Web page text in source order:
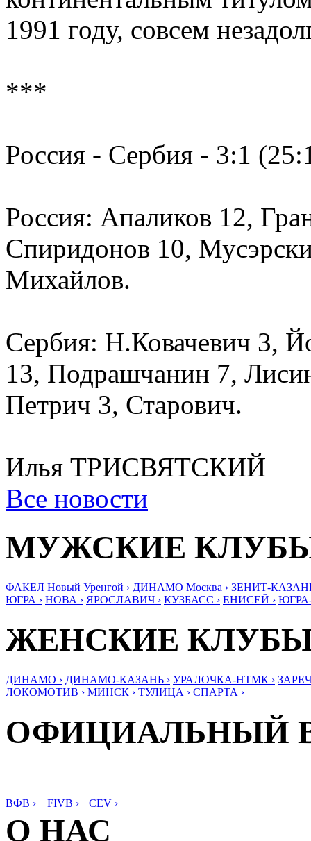
1991 году, совсем
***
Россия - Сербия - 3:1
Россия: Апаликов 12,
Спиридонов 10,
Михайлов.
Сербия: Н.Ковачевич 3,
13, Подрашчанин 7,
Петрич 3, Старович.
Илья ТРИСВЯТСКИЙ
Все новости
МУЖСКИЕ
ФАКЕЛ Новый Уренгой › ДИНАМО Москва › ЗЕНИТ-
ЮГРА › НОВА › ЯРОСЛАВИЧ › КУЗБАСС › ЕНИСЕЙ ›
ЖЕНСКИЕ
ДИНАМО › ДИНАМО-КАЗАНЬ › УРАЛОЧКА-НТМК ›
ЛОКОМОТИВ › МИНСК › ТУЛИЦА › СПАРТА ›
ОФИЦИАЛЬНЫЙ
ВФВ › FIVB › CEV ›
О НАС